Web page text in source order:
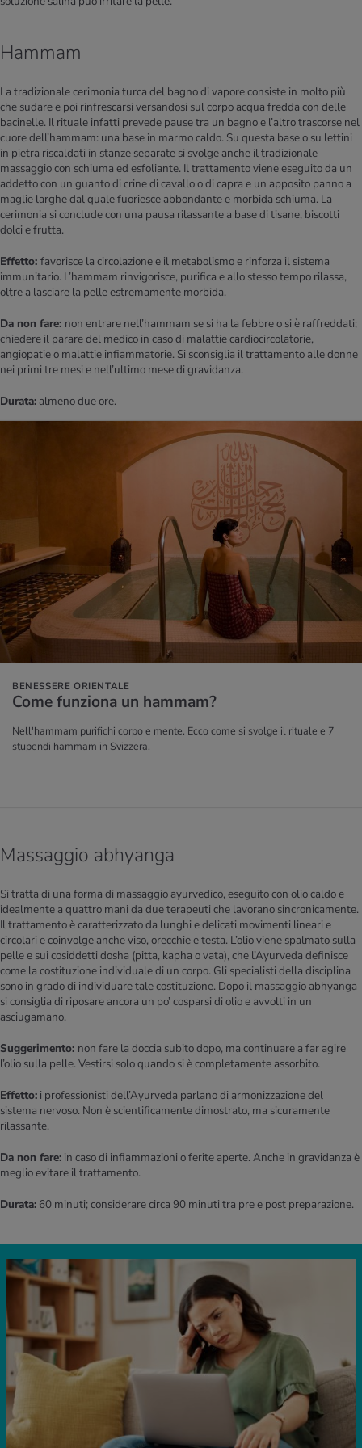
Hammam
BENESSERE ORIENTALE
Come fun­zio­na un ham­mam?
Nell'hammam purifichi corpo e mente. Ecco come si svolge il rituale e 7
stupendi hammam in Svizzera.
La tradizionale cerimonia turca del bagno di vapore consiste in molto più
che sudare e poi rinfrescarsi versandosi sul corpo acqua fredda con delle
bacinelle. Il rituale infatti prevede pause tra un bagno e l’altro trascorse nel
cuore dell’hammam: una base in marmo caldo. Su questa base o su lettini
in pietra riscaldati in stanze separate si svolge anche il tradizionale
massaggio con schiuma ed esfoliante. Il trattamento viene eseguito da un
addetto con un guanto di crine di cavallo o di capra e un apposito panno a
maglie larghe dal quale fuoriesce abbondante e morbida schiuma. La
cerimonia si conclude con una pausa rilassante a base di tisane, biscotti
dolci e frutta.
Effetto: favorisce la circolazione e il metabolismo e rinforza il sistema
immunitario. L’hammam rinvigorisce, purifica e allo stesso tempo rilassa,
oltre a lasciare la pelle estremamente morbida.
Da non fare: non entrare nell’hammam se si ha la febbre o si è raffreddati;
chiedere il parare del medico in caso di malattie cardiocircolatorie,
angiopatie o malattie infiammatorie. Si sconsiglia il trattamento alle donne
nei primi tre mesi e nell’ultimo mese di gravidanza.
Durata: almeno due ore.
Massaggio abhyanga
Si tratta di una forma di massaggio ayurvedico, eseguito con olio caldo e
idealmente a quattro mani da due terapeuti che lavorano sincronicamente.
Il trattamento è caratterizzato da lunghi e delicati movimenti lineari e
circolari e coinvolge anche viso, orecchie e testa. L’olio viene spalmato sulla
pelle e sui cosiddetti dosha (pitta, kapha o vata), che l’Ayurveda definisce
come la costituzione individuale di un corpo. Gli specialisti della disciplina
sono in grado di individuare tale costituzione. Dopo il massaggio abhyanga
si consiglia di riposare ancora un po’ cosparsi di olio e avvolti in un
asciugamano.
Suggerimento: non fare la doccia subito dopo, ma continuare a far agire
l’olio sulla pelle. Vestirsi solo quando si è completamente assorbito.
Effetto: i professionisti dell’Ayurveda parlano di armonizzazione del
sistema nervoso. Non è scientificamente dimostrato, ma sicuramente
rilassante.
Da non fare: in caso di infiammazioni o ferite aperte. Anche in gravidanza è
meglio evitare il trattamento.
Durata: 60 minuti; considerare circa 90 minuti tra pre e post preparazione.